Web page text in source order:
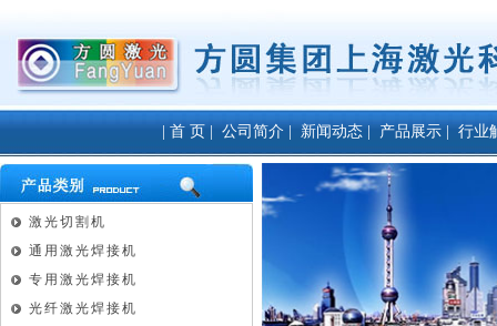
首 页 公司简介 新闻动态 产品展示 行业
激光切割机
通用激光焊接机
专用激光焊接机
光纤激光焊接机